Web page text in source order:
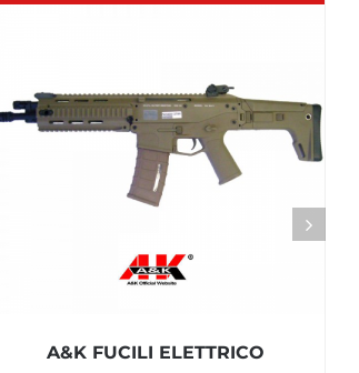
A&K FUCILI ELETTRICO